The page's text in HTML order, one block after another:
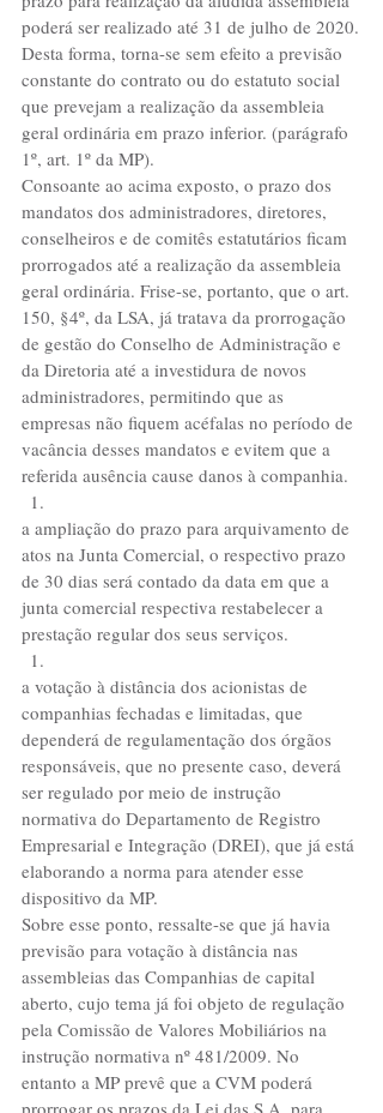
poderá ser realizado até 31 de julho de 2020.
Desta forma, torna-se sem efeito a previsão
constante do contrato ou do estatuto social
que prevejam a realização da assembleia
geral ordinária em prazo inferior. (parágrafo
1º, art. 1º da MP).
Consoante ao acima exposto, o prazo dos
mandatos dos administradores, diretores,
conselheiros e de comitês estatutários ficam
prorrogados até a realização da assembleia
geral ordinária. Frise-se, portanto, que o art.
150, §4º, da LSA, já tratava da prorrogação
de gestão do Conselho de Administração e
da Diretoria até a investidura de novos
administradores, permitindo que as
empresas não fiquem acéfalas no período de
vacância desses mandatos e evitem que a
referida ausência cause danos à companhia.
a ampliação do prazo para arquivamento de
atos na Junta Comercial, o respectivo prazo
de 30 dias será contado da data em que a
junta comercial respectiva restabelecer a
prestação regular dos seus serviços.
a votação à distância dos acionistas de
companhias fechadas e limitadas, que
dependerá de regulamentação dos órgãos
responsáveis, que no presente caso, deverá
ser regulado por meio de instrução
normativa do Departamento de Registro
Empresarial e Integração (DREI), que já está
elaborando a norma para atender esse
dispositivo da MP.
Sobre esse ponto, ressalte-se que já havia
previsão para votação à distância nas
assembleias das Companhias de capital
aberto, cujo tema já foi objeto de regulação
pela Comissão de Valores Mobiliários na
instrução normativa nº 481/2009. No
entanto a MP prevê que a CVM poderá
prorrogar os prazos da Lei das S.A. para